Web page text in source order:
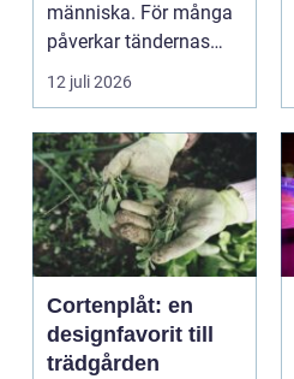
människa. För många
påverkar tändernas
utseende både
självförtroendet ...
12 juli 2026
Cortenplåt: en
designfavorit till
trädgården